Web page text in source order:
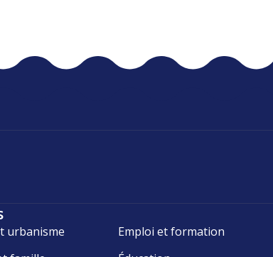
urbanisme Emploi et formation